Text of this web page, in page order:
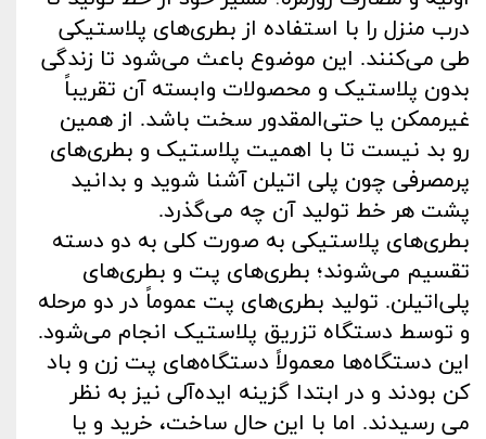
درب منزل را با استفاده از بطری‌های پلاستیکی
طی می‌کنند. این موضوع باعث می‌شود تا زندگی
بدون پلاستیک و محصولات وابسته آن تقریباً
غیرممکن یا حتی‌المقدور سخت باشد. از همین
رو بد نیست تا با اهمیت پلاستیک و بطری‌های
پرمصرفی چون پلی اتیلن آشنا شوید و بدانید
پشت هر خط تولید آن چه می‌گذرد.
بطری‌های پلاستیکی به‌ صورت کلی به دو دسته
تقسیم می‌شوند؛ بطری‌های پت و بطری‌های
پلی‌اتیلن. تولید بطری‌های پت عموماً در دو مرحله
و توسط دستگاه تزریق پلاستیک انجام می‌شود.
این دستگاه‌ها معمولاً دستگاه‌های پت زن و باد
کن بودند و در ابتدا گزینه ایده‌آلی نیز به نظر
می رسیدند. اما با این حال ساخت، خرید و یا